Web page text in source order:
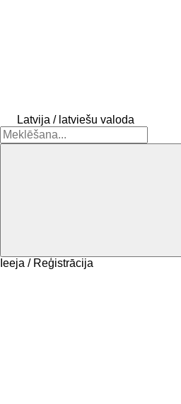
Latvija / latviešu valoda
Ieeja / Reģistrācija